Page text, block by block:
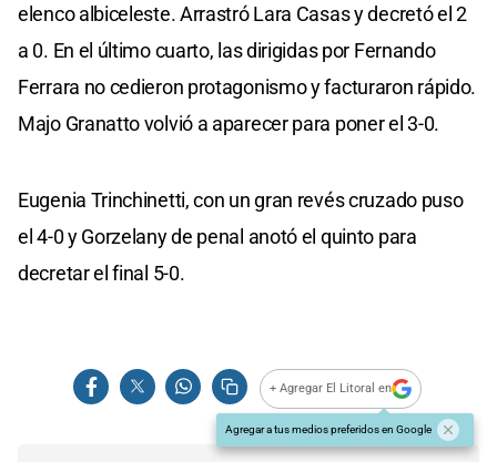
elenco albiceleste. Arrastró Lara Casas y decretó el 2
a 0. En el último cuarto, las dirigidas por Fernando
Ferrara no cedieron protagonismo y facturaron rápido.
Majo Granatto volvió a aparecer para poner el 3-0.
Eugenia Trinchinetti, con un gran revés cruzado puso
el 4-0 y Gorzelany de penal anotó el quinto para
decretar el final 5-0.
+ Agregar El Litoral en
Agregar a tus medios preferidos en Google